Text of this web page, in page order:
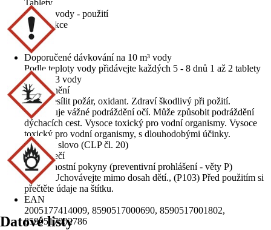
Tablety
Úprava vody - použití
Dezinfekce
Obsah
1,6 kg
Doporučené dávkování na 10 m³ vody
Podle teploty vody přidávejte každých 5 - 8 dnů 1 až 2 tablety
na 20 m3 vody
Upozornění
Může zesílit požár, oxidant. Zdraví škodlivý při požití.
Způsobuje vážné podráždění očí. Může způsobit podráždění
dýchacích cest. Vysoce toxický pro vodní organismy. Vysoce
toxický pro vodní organismy, s dlouhodobými účinky.
Signální slovo (CLP čl. 20)
Nebezpečí
Bezpečnostní pokyny (preventivní prohlášení - věty P)
(P102) Uchovávejte mimo dosah dětí., (P103) Před použitím si
přečtěte údaje na štítku.
EAN
2005177414009, 8590517000690, 8590517001802,
8590517002786
Datové listy